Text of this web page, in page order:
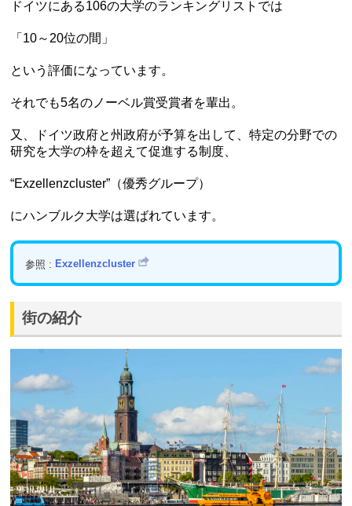
ドイツにある106の大学のランキングリストでは
「10～20位の間」
という評価になっています。
それでも5名のノーベル賞受賞者を輩出。
又、ドイツ政府と州政府が予算を出して、特定の分野での
研究を大学の枠を超えて促進する制度、
“Exzellenzcluster”（優秀グループ）
にハンブルク大学は選ばれています。
参照 : Exzellenzcluster
街の紹介